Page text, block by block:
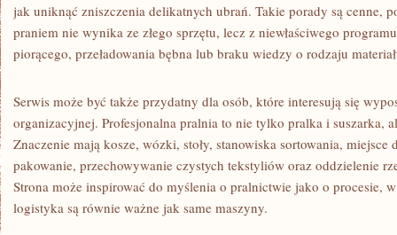
jak uniknąć zniszczenia delikatnych ubrań. Takie porady są cenne,
praniem nie wynika ze złego sprzętu, lecz z niewłaściwego
piorącego, przeładowania bębna lub braku wiedzy o rodzaju
Serwis może być także przydatny dla osób, które interesują się
organizacyjnej. Profesjonalna pralnia to nie tylko pralka i suszarka,
Znaczenie mają kosze, wózki, stoły, stanowiska sortowania, miejsce
pakowanie, przechowywanie czystych tekstyliów oraz oddzielenie
Strona może inspirować do myślenia o pralnictwie jako o procesie,
logistyka są równie ważne jak same maszyny.